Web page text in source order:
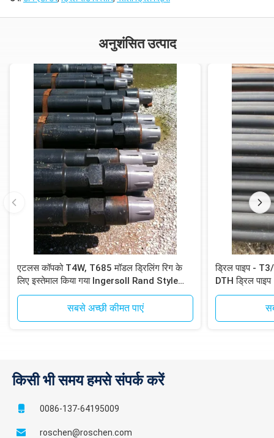
अनुशंसित उत्पाद
एटलस कॉपको T4W, T685 मॉडल ड्रिलिंग रिग के
लिए इस्तेमाल किया गया Ingersoll Rand Style
DTH ड्रिल पाइप
सबसे अच्छी कीमत पाएं
ड्रिल पाइप -
DTH ड्रिल पाइप
किसी भी समय हमसे संपर्क करें
0086-137-64195009
roschen@roschen.com